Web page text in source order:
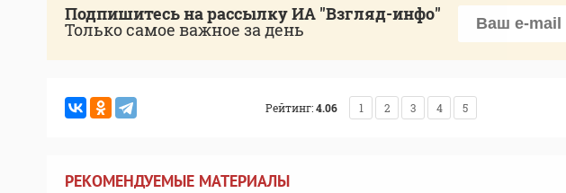
Подпишитесь на рассылку ИА "Взгляд-инфо"
Только самое важное за день
Рейтинг:4.06 1 2 3 4 5
РЕКОМЕНДУЕМЫЕ МАТЕРИАЛЫ